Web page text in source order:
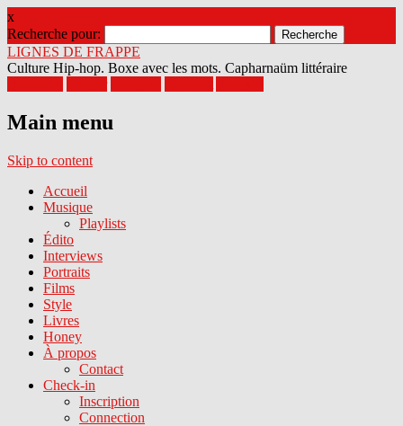
x
Recherche pour:
LIGNES DE FRAPPE
Culture Hip-hop. Boxe avec les mots. Capharnaüm littéraire
Main menu
Skip to content
Accueil
Musique
Playlists
Édito
Interviews
Portraits
Films
Style
Livres
Honey
À propos
Contact
Check-in
Inscription
Connection